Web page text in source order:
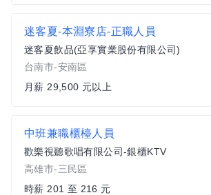
迷客夏-本淵寮店-正職人員
迷客夏飲品(亞享實業股份有限公司)
台南市-安南區
月薪 29,500 元以上
中班兼職櫃檯人員
歡樂視聽歌唱有限公司-銀櫃KTV
高雄市-三民區
時薪 201 至 216 元